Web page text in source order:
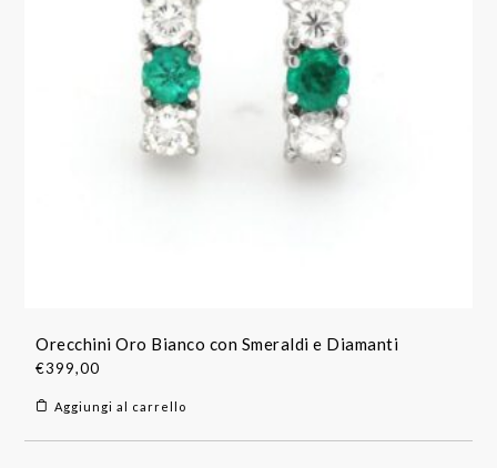
Orecchini Oro Bianco con Smeraldi e Diamanti
€399,00
Aggiungi al carrello